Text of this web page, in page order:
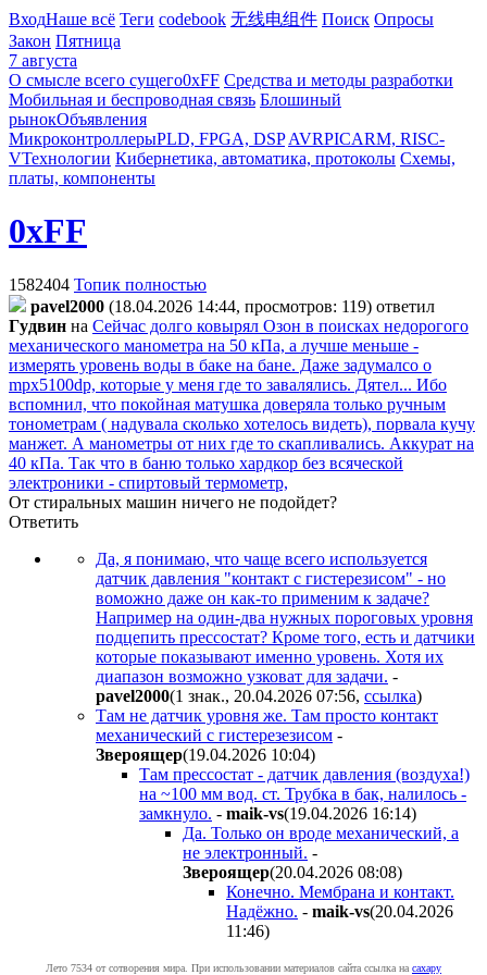
ВходНаше всё Теги codebook 无线电组件 Поиск Опросы
Закон Пятница
7 августа
О смысле всего сущего0xFF Средства и методы разработки
Мобильная и беспроводная связь Блошиный
рынокОбъявления
МикроконтроллерыPLD, FPGA, DSP AVRPICARM, RISC-
VТехнологии Кибернетика, автоматика, протоколы Схемы,
платы, компоненты
0xFF
1582404 Топик полностью
pavel2000 (18.04.2026 14:44, просмотров: 119) ответил
Гyдвин на Сейчас долго ковырял Озон в поисках недорогого
механического манометра на 50 кПа, а лучше меньше -
измерять уровень воды в баке на бане. Даже задумалсо о
mpx5100dp, которые у меня где то завалялись. Дятел... Ибо
вспомнил, что покойная матушка доверяла только ручным
тонометрам ( надувала сколько хотелось видеть), порвала кучу
манжет. А манометры от них где то скапливались. Аккурат на
40 кПа. Так что в баню только хардкор без всяческой
электроники - спиртовый термометр,
От стиральных машин ничего не подойдет?
Ответить
Да, я понимаю, что чаще всего используется
датчик давления "контакт с гистерезисом" - но
воможно даже он как-то применим к задаче?
Например на один-два нужных пороговых уровня
подцепить прессостат? Кроме того, есть и датчики
которые показывают именно уровень. Хотя их
диапазон возможно узковат для задачи. -
pavel2000(1 знак., 20.04.2026 07:56, ссылка)
Там не датчик уровня же. Там просто контакт
механический с гистерезезисом -
Звepoящep(19.04.2026 10:04)
Там прессостат - датчик давления (воздуха!)
на ~100 мм вод. ст. Трубка в бак, налилось -
замкнуло. - maik-vs(19.04.2026 16:14)
Да. Только он вроде механический, а
не электронный. -
Звepoящep(20.04.2026 08:08)
Конечно. Мембрана и контакт.
Надёжно. - maik-vs(20.04.2026
11:46)
Лето 7534 от сотворения мира. При использовании материалов сайта ссылка на caxapу